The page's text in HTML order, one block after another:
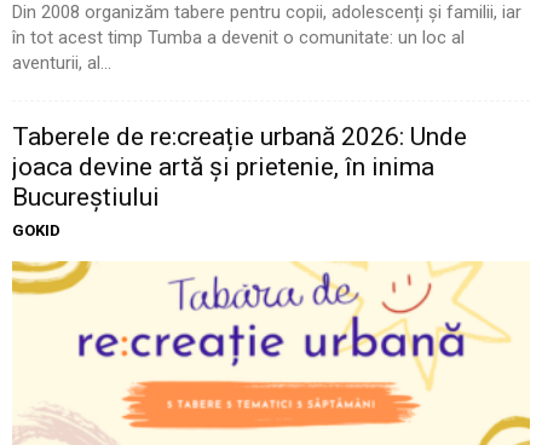
Din 2008 organizăm tabere pentru copii, adolescenți și familii, iar
în tot acest timp Tumba a devenit o comunitate: un loc al
aventurii, al...
Taberele de re:creație urbană 2026: Unde
joaca devine artă și prietenie, în inima
Bucureștiului
GOKID